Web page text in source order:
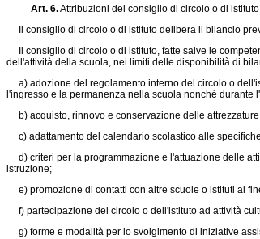
Art. 6.Attribuzioni del consiglio di circolo o di
Il consiglio di circolo o di istituto delibera il bilancio
Il consiglio di circolo o di istituto, fatte salve le
dell'attività della scuola, nei limiti delle disponibilità di
a) adozione del regolamento interno del circolo o
l'ingresso e la permanenza nella scuola nonché durante
b) acquisto, rinnovo e conservazione delle
c) adattamento del calendario scolastico alle
d) criteri per la programmazione e l'attuazione delle
istruzione;
e) promozione di contatti con altre scuole o istituti al
f) partecipazione del circolo o dell'istituto ad attività
g) forme e modalità per lo svolgimento di iniziative